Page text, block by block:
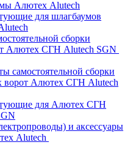
Алютех Alutech
для шлагбаумов
сборки
Алютех СГН Alutech SGN
самостоятельной сборки
ворот Алютех СГН Alutech
для Алютех СГН
и аксессуары
Alutech